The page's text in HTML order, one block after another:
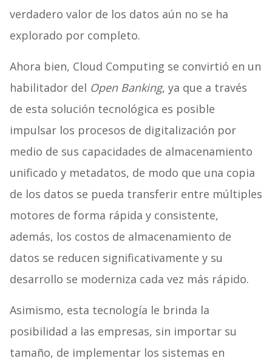
verdadero valor de los datos aún no se ha
explorado por completo.
Ahora bien, Cloud Computing se convirtió en un
habilitador del Open Banking, ya que a través
de esta solución tecnológica es posible
impulsar los procesos de digitalización por
medio de sus capacidades de almacenamiento
unificado y metadatos, de modo que una copia
de los datos se pueda transferir entre múltiples
motores de forma rápida y consistente,
además, los costos de almacenamiento de
datos se reducen significativamente y su
desarrollo se moderniza cada vez más rápido.
Asimismo, esta tecnología le brinda la
posibilidad a las empresas, sin importar su
tamaño, de implementar los sistemas en